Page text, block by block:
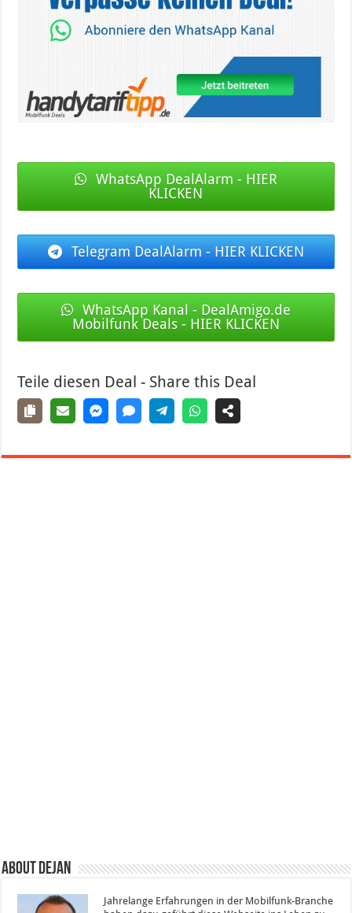
WhatsApp DealAlarm - HIER
KLICKEN
Telegram DealAlarm - HIER KLICKEN
WhatsApp Kanal - DealAmigo.de
Mobilfunk Deals - HIER KLICKEN
Teile diesen Deal - Share this Deal
About Dejan
Jahrelange Erfahrungen in der Mobilfunk-Branche